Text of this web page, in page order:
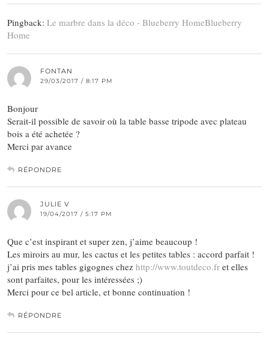
Pingback: Le marbre dans la déco - Blueberry HomeBlueberry
Home
FONTAN
29/03/2017 / 8:17 PM
Bonjour
Serait-il possible de savoir où la table basse tripode avec plateau
bois a été achetée ?
Merci par avance
RÉPONDRE
JULIE V
19/04/2017 / 5:17 PM
Que c’est inspirant et super zen, j’aime beaucoup !
Les miroirs au mur, les cactus et les petites tables : accord parfait !
j’ai pris mes tables gigognes chez http://www.toutdeco.fr et elles
sont parfaites, pour les intéressées ;)
Merci pour ce bel article, et bonne continuation !
RÉPONDRE